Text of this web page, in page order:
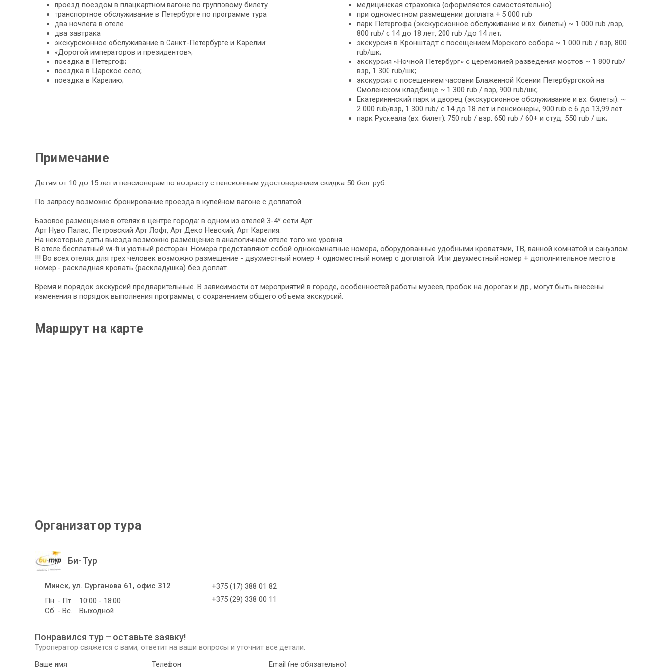
проезд поездом в плацкартном вагоне по групповому билету
транспортное обслуживание в Петербурге по программе тура
два ночлега в отеле
два завтрака
экскурсионное обслуживание в Санкт-Петербурге и Карелии:
«Дорогой императоров и президентов»;
поездка в Петергоф;
поездка в Царское село;
поездка в Карелию;
медицинская страховка (оформляется самостоятельно)
при одноместном размещении доплата + 5 000 rub
парк Петергофа (экскурсионное обслуживание и вх. билеты) ~ 1 000 rub /взр,
800 rub/ c 14 до 18 лет, 200 rub /до 14 лет;
экскурсия в Кронштадт с посещением Морского собора ~ 1 000 rub / взр, 800
rub/шк;
экскурсия «Ночной Петербург» с церемонией разведения мостов ~ 1 800 rub/
взр, 1 300 rub/шк;
экскурсия с посещением часовни Блаженной Ксении Петербургской на
Смоленском кладбище ~ 1 300 rub / взр, 900 rub/шк;
Екатерининский парк и дворец (экскурсионное обслуживание и вх. билеты): ~
2 000 rub/взр, 1 300 rub/ c 14 до 18 лет и пенсионеры, 900 rub c 6 до 13,99 лет
парк Рускеала (вх. билет): 750 rub / взр, 650 rub / 60+ и студ, 550 rub / шк;
Примечание
Детям от 10 до 15 лет и пенсионерам по возрасту c пенсионным удостоверением скидка 50 бел. руб.
По запросу возможно бронирование проезда в купейном вагоне с доплатой.
Базовое размещение в отелях в центре города: в одном из отелей 3-4* сети Арт:
Арт Нуво Палас, Петровский Арт Лофт, Арт Деко Невский, Арт Карелия.
На некоторые даты выезда возможно размещение в аналогичном отеле того же уровня.
В отеле бесплатный wi-fi и уютный ресторан. Номера представляют собой однокомнатные номера, оборудованные удобными кроватями, ТВ, ванной комнатой и санузлом.
!!! Во всех отелях для трех человек возможно размещение - двухместный номер + одноместный номер с доплатой. Или двухместный номер + дополнительное место в
номер - раскладная кровать (раскладушка) без доплат.
Время и порядок экскурсий предварительные. В зависимости от мероприятий в городе, особенностей работы музеев, пробок на дорогах и др., могут быть внесены
изменения в порядок выполнения программы, с сохранением общего объема экскурсий.
Маршрут на карте
Организатор тура
Би-Тур
Минск, ул. Сурганова 61, офис 312
Пн. - Пт.
10:00 - 18:00
Сб. - Вс.
Выходной
+375 (17) 388 01 82
+375 (29) 338 00 11
Понравился тур – оставьте заявку!
Туроператор свяжется с вами, ответит на ваши вопросы и уточнит все детали.
Ваше имя
Телефон Email (не обязательно)